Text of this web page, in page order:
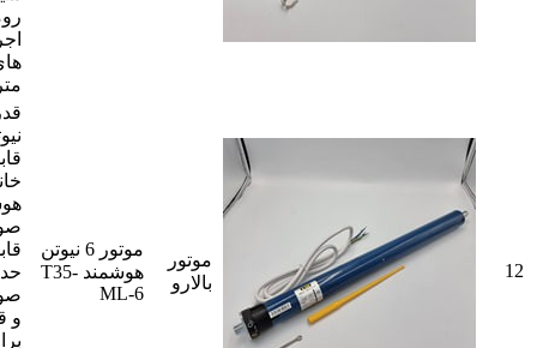
12
موتور
بالارو
موتور 6 نیوتن
هوشمند T35-
ML-6
حد
و